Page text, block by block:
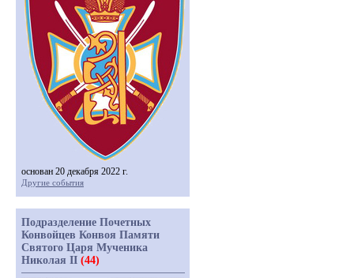
основан 20 декабря 2022 г.
Другие события
Подразделение Почетных
Конвойцев Конвоя Памяти
Святого Царя Мученика
Николая II (44)